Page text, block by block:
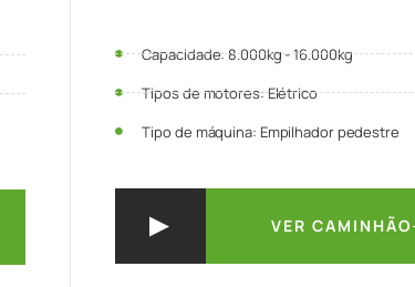
Capacidade: 8.000kg - 16.000kg
Tipos de motores: Elétrico
Tipo de máquina: Empilhador pedestre
VER CAMINHÃO